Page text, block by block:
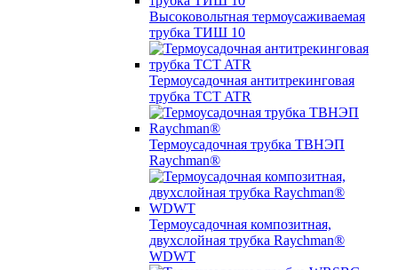
Высоковольтная термоусаживаемая
трубка ТИШ 10
Термоусадочная антитрекинговая
трубка TCT ATR
Термоусадочная трубка ТВНЭП
Raychman®
Термоусадочная композитная,
двухслойная трубка Raychman®
WDWT